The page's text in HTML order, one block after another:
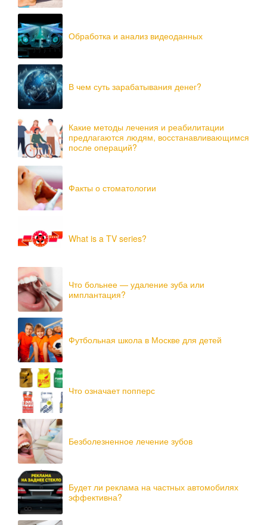
Обработка и анализ видеоданных
В чем суть зарабатывания денег?
Какие методы лечения и реабилитации
предлагаются людям, восстанавливающимся
после операций?
Факты о стоматологии
What is a TV series?
Что больнее — удаление зуба или
имплантация?
Футбольная школа в Москве для детей
Что означает попперс
Безболезненное лечение зубов
Будет ли реклама на частных автомобилях
эффективна?